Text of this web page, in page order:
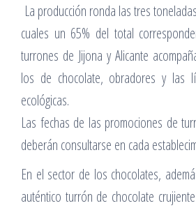
La producción ronda las tres
cuales un 65% del total
turrones de Jijona y Alicante
los de chocolate, obradores y las
ecológicas.
Las fechas de las promociones de
deberán consultarse en cada
En el sector de los chocolates,
auténtico turrón de chocolate